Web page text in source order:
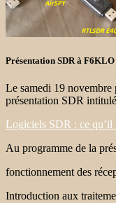
Présentation SDR à
Le samedi 19 novembre
présentation SDR
Logiciels SDR : ce qu’il
Au programme de la
fonctionnement des
Introduction aux